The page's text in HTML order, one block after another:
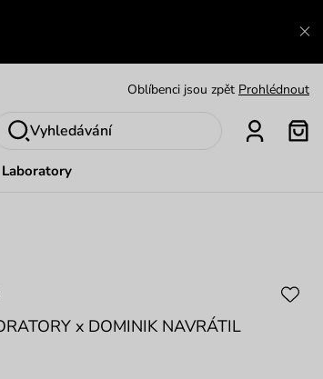
Laboratory
Oblíbenci jsou zpět Prohlédnout
Nech se inspirovat Ukázat
Vyhledávání
x DOMINIK NAVRÁTIL